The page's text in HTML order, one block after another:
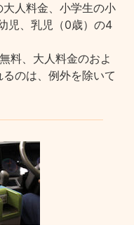
人料金、小学生の小
児、乳児（0歳）の4
料、大人料金のおよ
のは、例外を除いて